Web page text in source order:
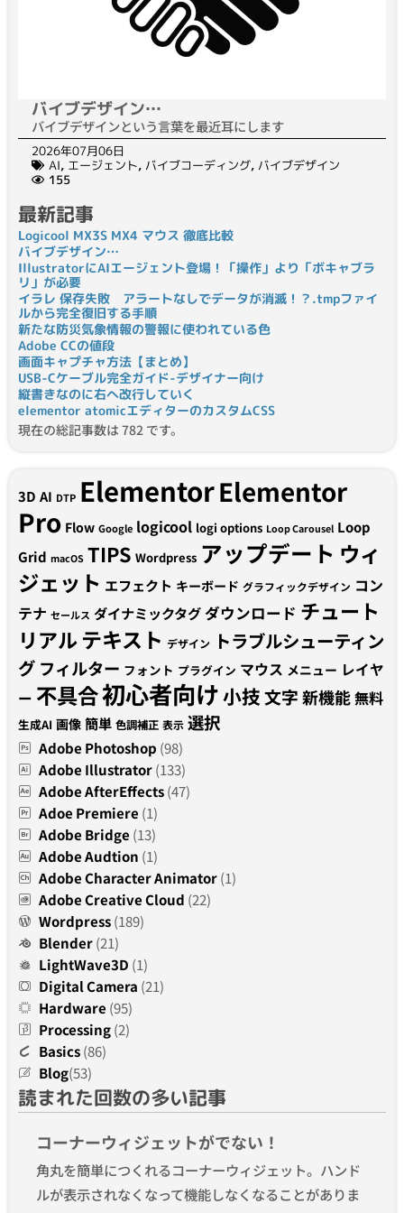
バイブデザイン…
バイブデザインという言葉を最近耳にします
2026年07月06日
AI, エージェント, バイブコーディング, バイブデザイン
155
最新記事
Logicool MX3S MX4 マウス 徹底比較
バイブデザイン…
IllustratorにAIエージェント登場！「操作」より「ボキャブラ
リ」が必要
イラレ 保存失敗 アラートなしでデータが消滅！？.tmpファイ
ルから完全復旧する手順
新たな防災気象情報の警報に使われている色
Adobe CCの値段
画面キャプチャ方法【まとめ】
USB-Cケーブル完全ガイド-デザイナー向け
縦書きなのに右へ改行していく
elementor atomicエディターのカスタムCSS
現在の総記事数は 782 です。
3D AI DTP ElementorElementor
Pro Flow Google logicool logi options Loop Carousel Loop
Grid macOS TIPS Wordpress アップデート ウィ
ジェット エフェクト キーボード グラフィックデザイン コン
テナ セールス ダイナミックタグダウンロード チュート
リアルテキスト デザイン トラブルシューティン
グ フィルター フォント プラグイン マウス メニュー レイヤ
ー 不具合初心者向け小技文字新機能無料
生成AI 画像 簡単 色調補正 表示 選択
Adobe Photoshop (98)
Adobe Illustrator(133)
Adobe AfterEffects(47)
Adoe Premiere (1)
Adobe Bridge (13)
Adobe Audtion (1)
Adobe Character Animator(1)
Adobe Creative Cloud (22)
Wordpress(189)
Blender(21)
LightWave3D (1)
Digital Camera (21)
Hardware (95)
Processing(2)
Basics(86)
Blog(53)
読まれた回数の多い記事
コーナーウィジェットがでない！
角丸を簡単につくれるコーナーウィジェット。ハンド
ルが表示されなくなって機能しなくなることがありま